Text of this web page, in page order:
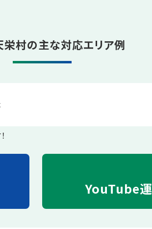
村の主な対応エリア例
YouTube